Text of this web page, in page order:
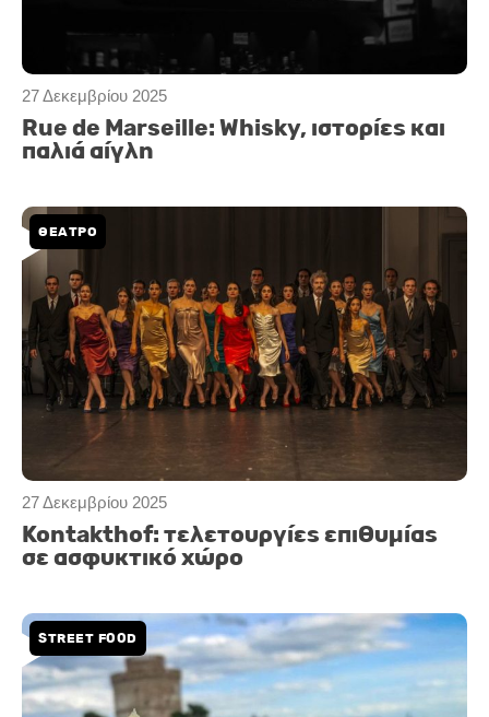
27 Δεκεμβρίου 2025
Rue de Marseille: Whisky, ιστορίες και
παλιά αίγλη
27 Δεκεμβρίου 2025
ΘΕΑΤΡΟ
Kontakthof: τελετουργίες επιθυμίας
σε ασφυκτικό χώρο
STREET FOOD